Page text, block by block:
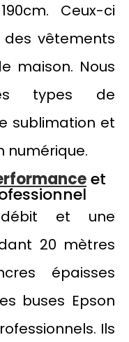
Ceux-ci
vêtements
maison. Nous
types de
sublimation et
numérique.
et
et une
20 mètres
épaisses
buses Epson
Ils